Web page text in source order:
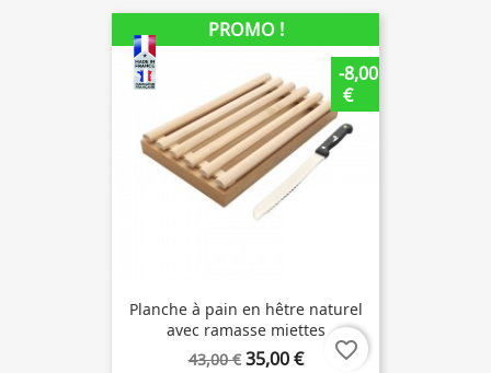
Planche à pain en hêtre naturel
avec ramasse miettes
43,00 € 35,00 €
PROMO !
-8,00
€
favorite_border